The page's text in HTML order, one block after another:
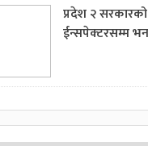
प्रदेश २
ईन्सपेक्टरसम्म